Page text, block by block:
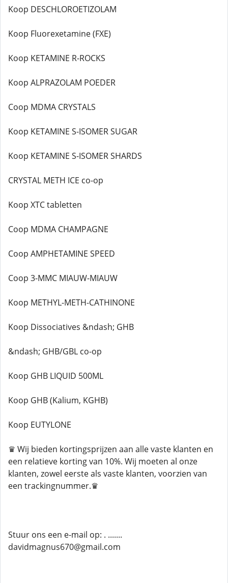
Koop DESCHLOROETIZOLAM
Koop Fluorexetamine (FXE)
Koop KETAMINE R-ROCKS
Koop ALPRAZOLAM POEDER
Coop MDMA CRYSTALS
Koop KETAMINE S-ISOMER SUGAR
Koop KETAMINE S-ISOMER SHARDS
CRYSTAL METH ICE co-op
Koop XTC tabletten
Coop MDMA CHAMPAGNE
Coop AMPHETAMINE SPEED
Coop 3-MMC MIAUW-MIAUW
Koop METHYL-METH-CATHINONE
Koop Dissociatives &ndash; GHB
&ndash; GHB/GBL co-op
Koop GHB LIQUID 500ML
Koop GHB (Kalium, KGHB)
Koop EUTYLONE
♛ Wij bieden kortingsprijzen aan alle vaste klanten en
een relatieve korting van 10%. Wij moeten al onze
klanten, zowel eerste als vaste klanten, voorzien van
een trackingnummer.♛
Stuur ons een e-mail op: . .......
davidmagnus670@gmail.com